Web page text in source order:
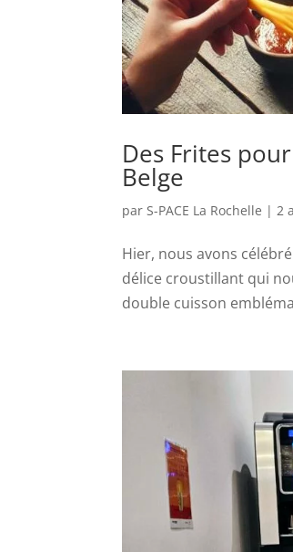
Des Frites
Belge
parS-PACE La Rochelle |2
Hier, nous avons
délice croustillant qui
double cuisson